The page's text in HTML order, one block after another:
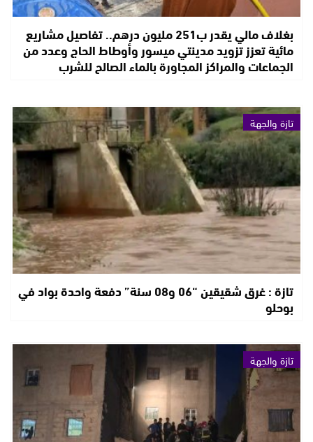
بغلاف مالي يقدر ب251 مليون درهم.. تفاصيل مشاريع
مائية تعزز تزويد مدينتي ميسور وأوطاط الحاج وعدد من
الجماعات والمراكز المجاورة بالماء الصالح للشرب
تازة والجهة
تازة : غرق شقيقين “06 و08 سنة” دفعة واحدة بواد في
بوحلو
تازة والجهة